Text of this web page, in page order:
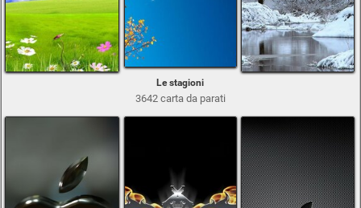
Le stagioni
3642 carta da parati